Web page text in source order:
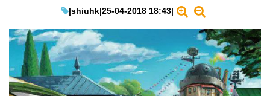
教學評測
EduTech
IT Times
|shiuhk|25-04-2018 18:43|